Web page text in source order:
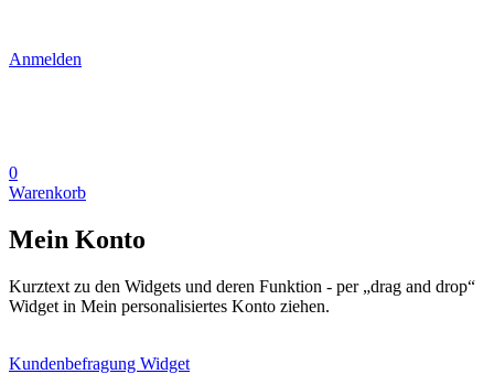
Anmelden
0
Warenkorb
Mein Konto
Kurztext zu den Widgets und deren Funktion - per „drag and drop“
Widget in Mein personalisiertes Konto ziehen.
Kundenbefragung Widget